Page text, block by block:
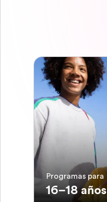
Programas para
16–18 años